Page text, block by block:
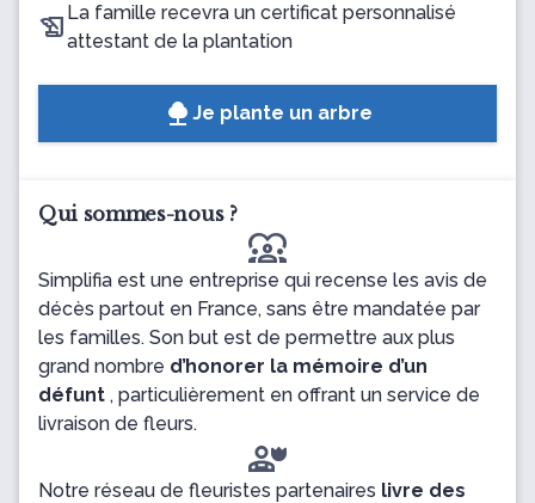
La famille recevra un certificat personnalisé
attestant de la plantation
Je plante un arbre
Qui sommes-nous ?
diversity_1
Simplifia est une entreprise qui recense les avis de
décès partout en France, sans être mandatée par
les familles. Son but est de permettre aux plus
grand nombre d’honorer la mémoire d’un
défunt , particulièrement en offrant un service de
livraison de fleurs.
Notre réseau de fleuristes partenaires livre des